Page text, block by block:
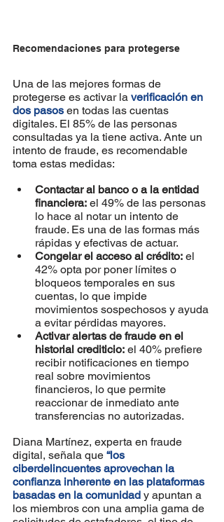
Recomendaciones para protegerse
Una de las mejores formas de
protegerse es activar la verificación en
dos pasos en todas las cuentas
digitales. El 85% de las personas
consultadas ya la tiene activa. Ante un
intento de fraude, es recomendable
toma estas medidas:
Contactar al banco o a la entidad
financiera: el 49% de las personas
lo hace al notar un intento de
fraude. Es una de las formas más
rápidas y efectivas de actuar.
Congelar el acceso al crédito: el
42% opta por poner límites o
bloqueos temporales en sus
cuentas, lo que impide
movimientos sospechosos y ayuda
a evitar pérdidas mayores.
Activar alertas de fraude en el
historial crediticio: el 40% prefiere
recibir notificaciones en tiempo
real sobre movimientos
financieros, lo que permite
reaccionar de inmediato ante
transferencias no autorizadas.
Diana Martínez, experta en fraude
digital, señala que “los
ciberdelincuentes aprovechan la
confianza inherente en las plataformas
basadas en la comunidad y apuntan a
los miembros con una amplia gama de